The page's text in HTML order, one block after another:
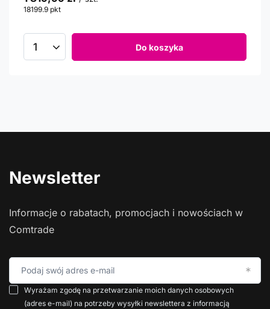
18199.9 pkt
Do koszyka
Newsletter
Informacje o rabatach, promocjach i nowościach w
Comtrade
Podaj swój adres e-mail
Wyrażam zgodę na przetwarzanie moich danych osobowych
(adres e-mail) na potrzeby wysyłki newslettera z informacją